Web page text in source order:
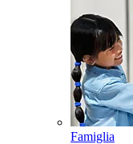
Famiglia